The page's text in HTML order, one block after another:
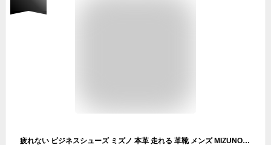
疲れない ビジネスシューズ ミズノ 本革 走れる 革靴 メンズ MIZUNO EXLIGHT エクスライト ST2 エクスライト PT ウォーキング [ スニーカー レザー 歩きやすい ビジネススニーカー 軽量 黒 28cm 29cm 走れる スーツ 立ち仕事 靴 長時間 幅広 ワイド 七五三 マイベスト ]